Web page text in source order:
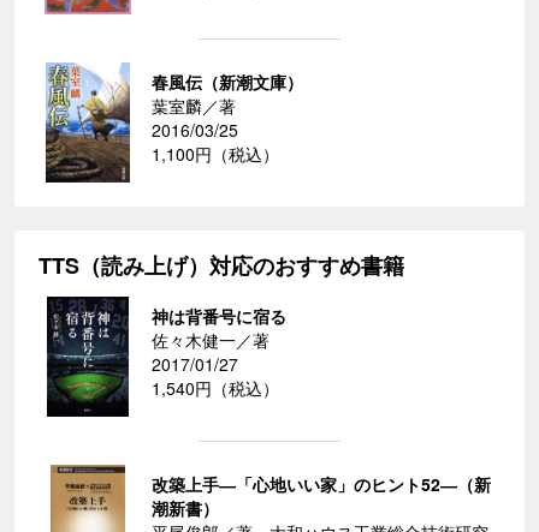
春風伝（新潮文庫）
葉室麟／著
2016/03/25
1,100円（税込）
TTS（読み上げ）対応のおすすめ書籍
神は背番号に宿る
佐々木健一／著
2017/01/27
1,540円（税込）
改築上手―「心地いい家」のヒント52―（新
潮新書）